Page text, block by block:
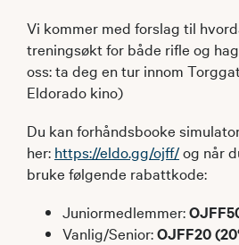
Vi kommer med forslag til
treningsøkt for både rifle og
oss: ta deg en tur innom
Eldorado kino)
Du kan forhåndsbooke
her: https://eldo.gg/ojff/og når
bruke følgende rabattkode:
Juniormedlemmer:
Vanlig/Senior:OJFF20